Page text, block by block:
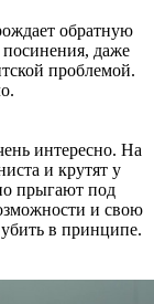
обратную
даже
проблемой.
интересно. На
и крутят у
прыгают под
и свою
в принципе.